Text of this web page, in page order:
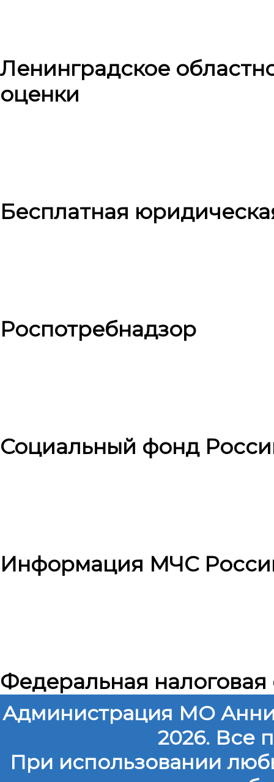
Ленинградское
оценки
Бесплатная
Роспотребнадзор
Социальный фонд
Информация МЧС
Федеральная налоговая
Администрация МО
2026. Все
При использовании